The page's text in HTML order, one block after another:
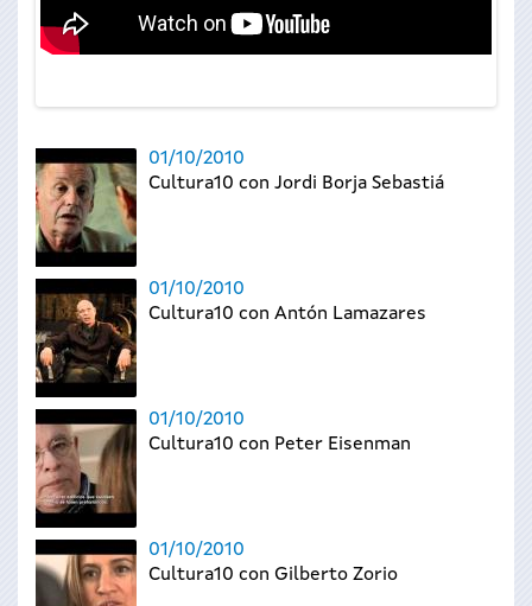
01/10/2010
Cultura10 con Jordi Borja Sebastiá
01/10/2010
Cultura10 con Antón Lamazares
01/10/2010
Cultura10 con Peter Eisenman
01/10/2010
Cultura10 con Gilberto Zorio